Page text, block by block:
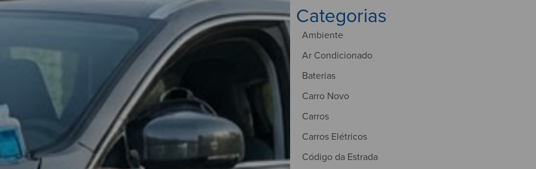
Categorias
Ambiente
Ar Condicionado
Baterias
Carro Novo
Carros
Carros Elétricos
Código da Estrada